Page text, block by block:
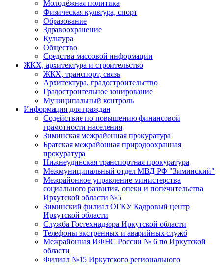
Молодёжная политика
Физическая культура, спорт
Образование
Здравоохранение
Культура
Общество
Средства массовой информации
ЖКХ, архитектура и строительство
ЖКХ, транспорт, связь
Архитектура, градостроительство
Градостроительное зонирование
Муниципальный контроль
Информация для граждан
Содействие по повышению финансовой
грамотности населения
Зиминская межрайонная прокуратура
Братская межрайонная природоохранная
прокуратура
Нижнеудинская транспортная прокуратура
Межмуниципальный отдел МВД РФ "Зиминский"
Межрайонное управление министерства
социального развития, опеки и попечительства
Иркутской области №5
Зиминский филиал ОГКУ Кадровый центр
Иркутской области
Служба Гостехнадзора Иркутской области
Телефоны экстренных и аварийных служб
Межрайонная ИФНС России № 6 по Иркутской
области
Филиал №15 Иркутского регионального